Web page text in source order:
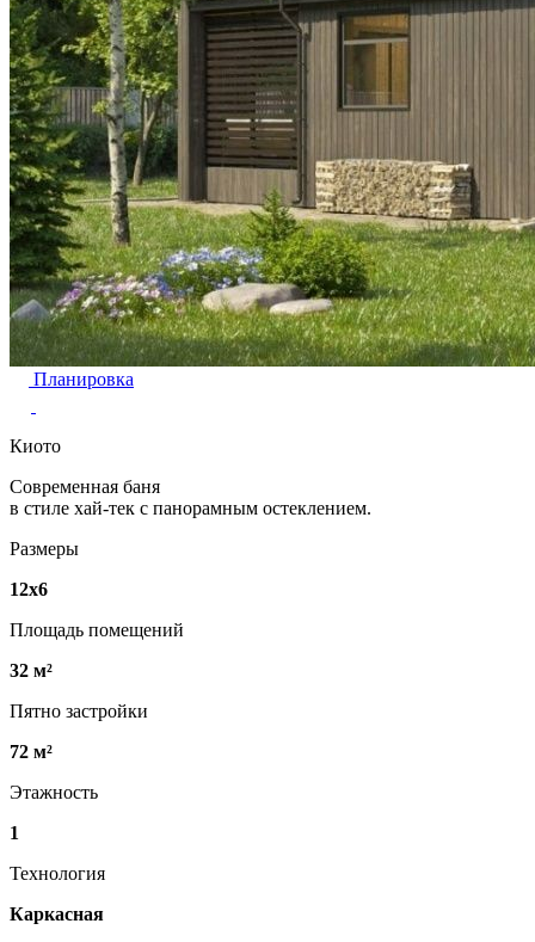
Планировка
Киото
Современная баня
в стиле хай-тек с панорамным остеклением.
Размеры
12х6
Площадь помещений
32 м²
Пятно застройки
72 м²
Этажность
1
Технология
Каркасная